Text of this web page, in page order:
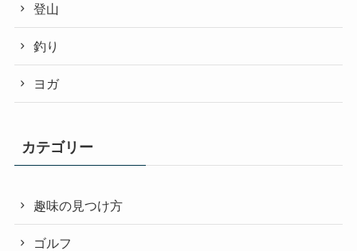
登山
釣り
ヨガ
カテゴリー
趣味の見つけ方
ゴルフ